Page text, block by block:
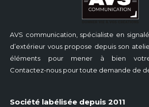
AVS communication, spécialiste en
d’extérieur vous propose depuis son
éléments pour mener à bien votre
Contactez-nous pour toute demande de
Société labélisée depuis 2011